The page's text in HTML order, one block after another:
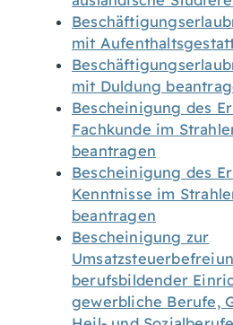
mit
mit Duldung
Bescheinigung des
Fachkunde im
beantragen
Bescheinigung des
Kenntnisse im
beantragen
Bescheinigung zur
berufsbildender
gewerbliche Berufe,